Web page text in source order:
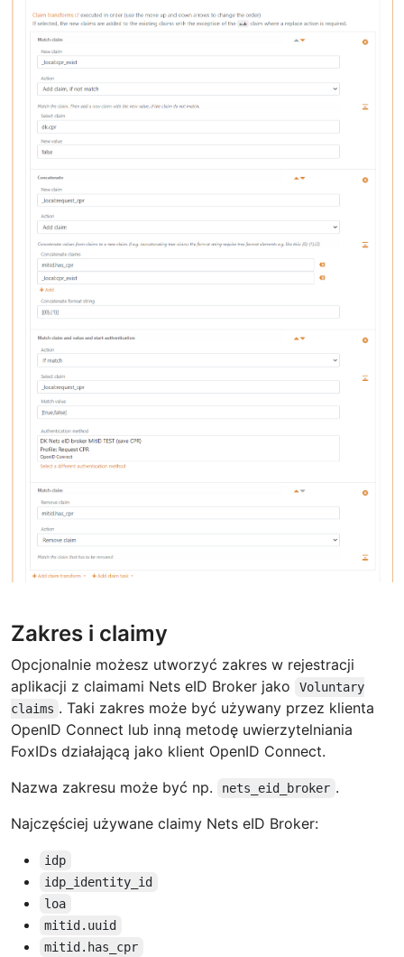
Zakres i claimy
Opcjonalnie możesz utworzyć zakres w rejestracji
aplikacji z claimami Nets eID Broker jako
Voluntary
claims . Taki zakres może być używany przez klienta
OpenID Connect lub inną metodę uwierzytelniania
FoxIDs działającą jako klient OpenID Connect.
Nazwa zakresu może być np.
nets_eid_broker .
Najczęściej używane claimy Nets eID Broker:
idp
idp_identity_id
loa
mitid.uuid
mitid.has_cpr